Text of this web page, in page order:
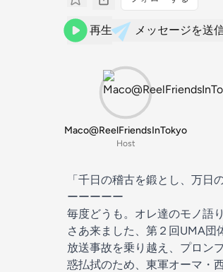
再生 メッセージを送
Maco@ReelFriendsInTokyo
Host
「千日の稽古を鍛とし、万日
ーーーーー
毎度どうも。オレ達のモノ語
さあ来ました、第２回UMA
放送事故を乗り越え、プロン
惑払拭のため、東軍オーマ・